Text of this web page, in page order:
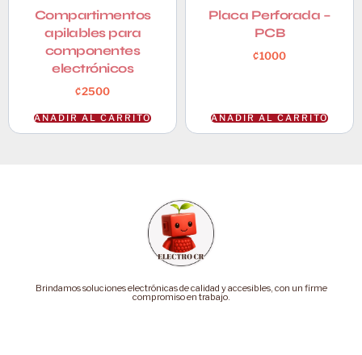
Compartimentos
apilables para
componentes
electrónicos
₡2500
AÑADIR AL CARRITO
Placa Perforada –
PCB
₡1000
AÑADIR AL CARRITO
Brindamos soluciones electrónicas de calidad y accesibles, con un firme
compromiso en trabajo.